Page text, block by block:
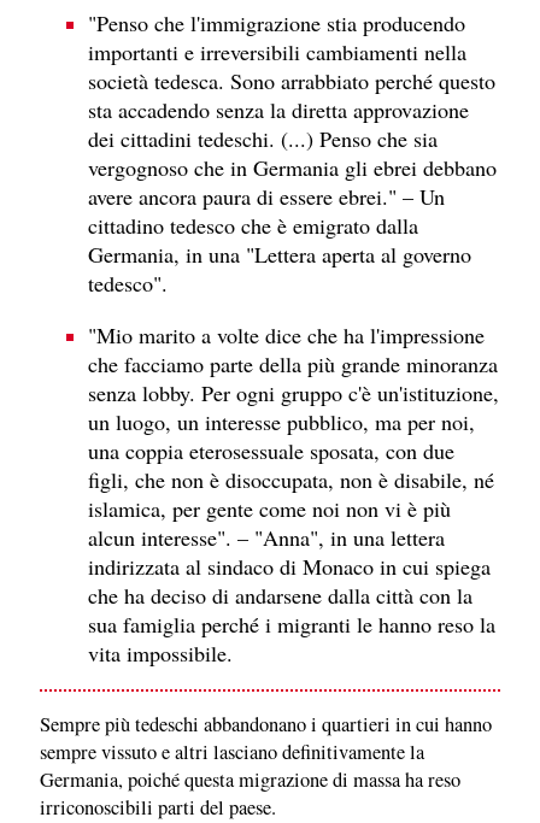
"Penso che l'immigrazione stia producendo
importanti e irreversibili cambiamenti nella
società tedesca. Sono arrabbiato perché questo
sta accadendo senza la diretta approvazione
dei cittadini tedeschi. (...) Penso che sia
vergognoso che in Germania gli ebrei debbano
avere ancora paura di essere ebrei." – Un
cittadino tedesco che è emigrato dalla
Germania, in una "Lettera aperta al governo
tedesco".
"Mio marito a volte dice che ha l'impressione
che facciamo parte della più grande minoranza
senza lobby. Per ogni gruppo c'è un'istituzione,
un luogo, un interesse pubblico, ma per noi,
una coppia eterosessuale sposata, con due
figli, che non è disoccupata, non è disabile, né
islamica, per gente come noi non vi è più
alcun interesse". – "Anna", in una lettera
indirizzata al sindaco di Monaco in cui spiega
che ha deciso di andarsene dalla città con la
sua famiglia perché i migranti le hanno reso la
vita impossibile.
Sempre più tedeschi abbandonano i quartieri in cui hanno
sempre vissuto e altri lasciano definitivamente la
Germania, poiché questa migrazione di massa ha reso
irriconoscibili parti del paese.